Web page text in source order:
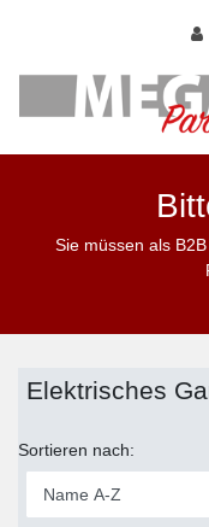
Sie müssen als
Elektrisches
Sortieren nach: